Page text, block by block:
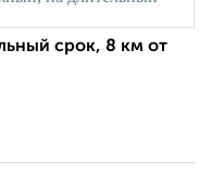
срок, 8 км от